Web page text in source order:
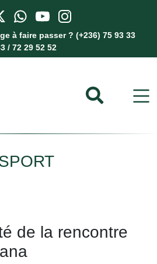
à faire passer ? (+236) 75 93 33
/ 72 29 52 52
de la rencontre